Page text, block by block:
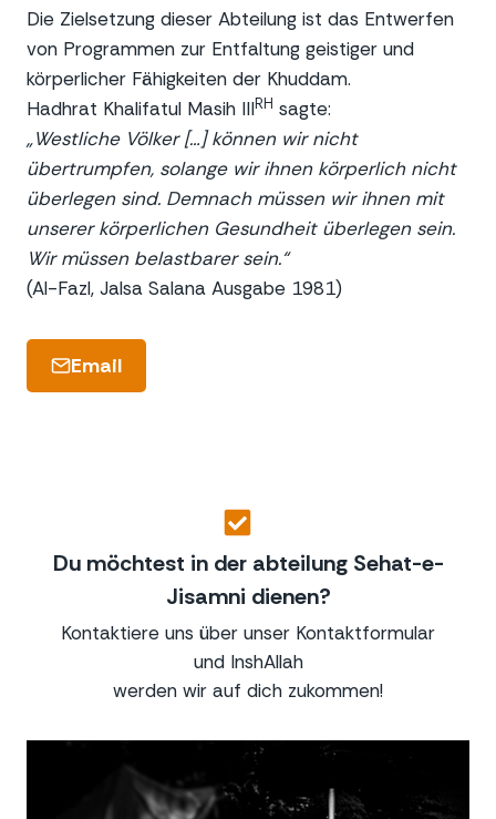
Die Zielsetzung dieser Abteilung ist das Entwerfen
von Programmen zur Entfaltung geistiger und
körperlicher Fähigkeiten der Khuddam.
Hadhrat Khalifatul Masih IIIRH sagte:
„Westliche Völker […] können wir nicht
übertrumpfen, solange wir ihnen körperlich nicht
überlegen sind. Demnach müssen wir ihnen mit
unserer körperlichen Gesundheit überlegen sein.
Wir müssen belastbarer sein.“
(Al-Fazl, Jalsa Salana Ausgabe 1981)
Email
Du möchtest in der abteilung Sehat-e-
Jisamni dienen?
Kontaktiere uns über unser Kontaktformular
und InshAllah
werden wir auf dich zukommen!